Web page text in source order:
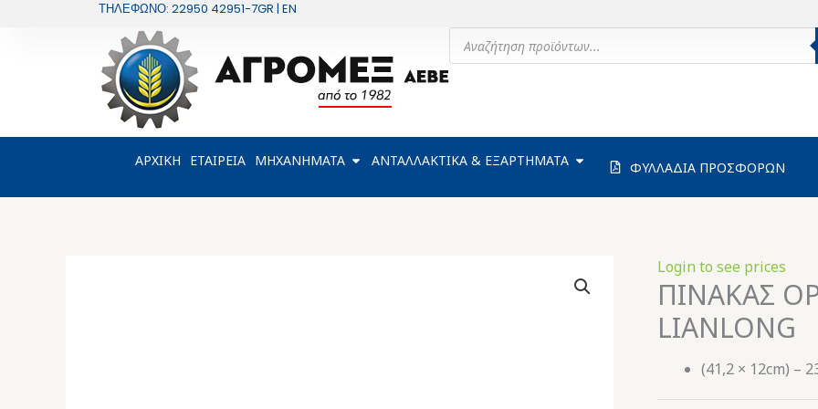
ΤΗΛΕΦΩΝΟ: 22950 42951-7GR | EN
Products
search
ΑΡΧΙΚΗ ΕΤΑΙΡΕΙΑ ΜΗΧΑΝΗΜΑΤΑ OPEN ΜΗΧΑΝΗΜΑΤΑ
ΑΝΤΑΛΛΑΚΤΙΚΑ & ΕΞΑΡΤΗΜΑΤΑ OPEN ΑΝΤΑΛΛΑΚΤΙΚΑ & ΕΞΑΡΤΗΜΑΤΑ
ΦΥΛΛΑΔΙΑ ΠΡΟΣΦΟΡΩΝ
Login to see prices
ΠΙΝΑΚΑΣ
LIANLONG
(41,2 × 12cm) –